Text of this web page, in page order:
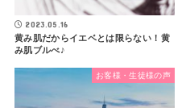
2023.05.16
黄み肌だからイエベとは限らない！黄
み肌ブルべ♪
お客様・生徒様の声